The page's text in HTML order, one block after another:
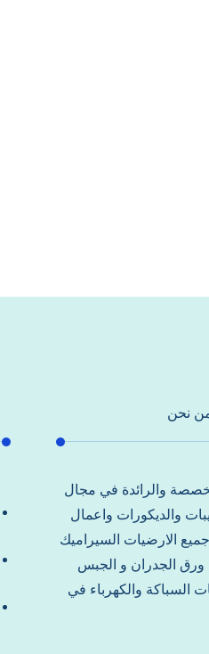
نحن
والرائدة في مجال
والديكورات واعمال
الارضيات السيراميك
ورق الجدران و الجبس
السباكة والكهرباء في